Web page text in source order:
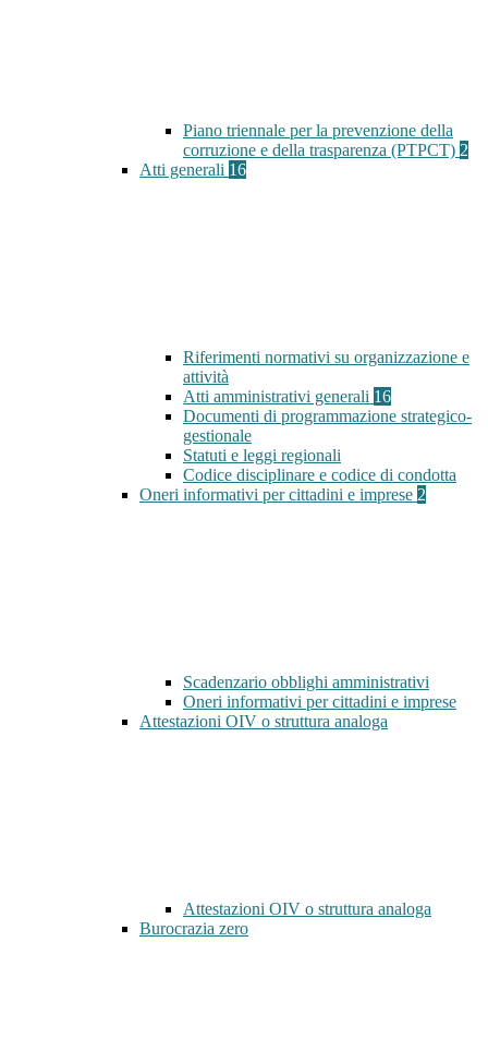
Piano triennale per la prevenzione della
corruzione e della trasparenza (PTPCT) 2
Atti generali 16
Riferimenti normativi su organizzazione e
attività
Atti amministrativi generali 16
Documenti di programmazione strategico-
gestionale
Statuti e leggi regionali
Codice disciplinare e codice di condotta
Oneri informativi per cittadini e imprese 2
Scadenzario obblighi amministrativi
Oneri informativi per cittadini e imprese
Attestazioni OIV o struttura analoga
Attestazioni OIV o struttura analoga
Burocrazia zero